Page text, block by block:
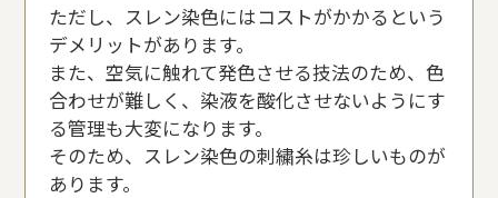
ただし、スレン染色にはコストがかかるという
デメリットがあります。
また、空気に触れて発色させる技法のため、色
合わせが難しく、染液を酸化させないようにす
る管理も大変になります。
そのため、スレン染色の刺繍糸は珍しいものが
あります。